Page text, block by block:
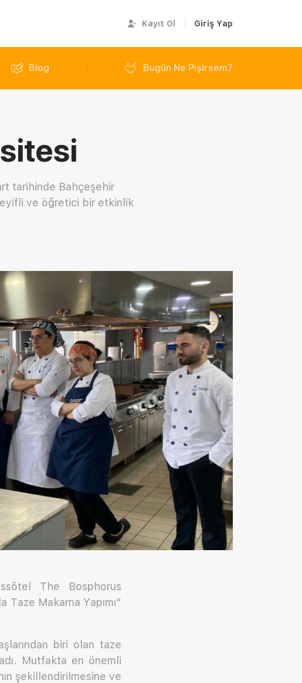
Kayıt Ol Giriş Yap
Blog Bugün Ne Pişirsem?
tarihinde Bahçeşehir
ve öğretici bir etkinlik
The Bosphorus
Makarna Yapımı"
biri olan taze
Mutfakta en önemli
şekillendirilmesine ve